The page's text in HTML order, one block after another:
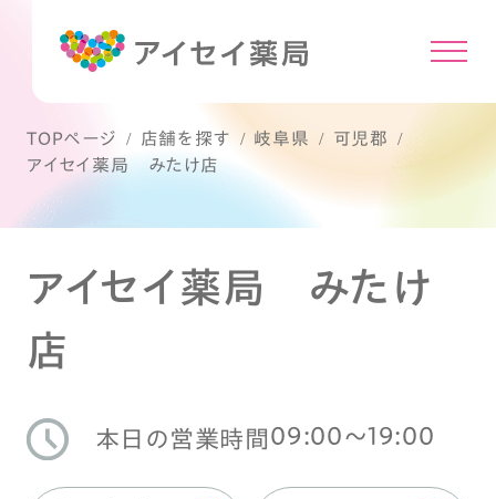
TOPページ 店舗を探す 岐阜県
可児郡
アイセイ薬局 みたけ店
アイセイ薬局 みたけ
店
本日の営業時間 09:00〜19:00